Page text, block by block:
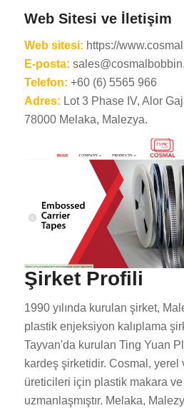
Web Sitesi ve İletişim
Web sitesi: https://
E-posta:
Telefon: +60 (6) 5565 966
Adres: Lot 3 Phase IV, Alor
78000 Melaka, Malezya.
Şirket Profili
1990 yılında kurulan şirket,
plastik enjeksiyon kalıplama
Tayvan'da kurulan Ting Yuan
kardeş şirketidir. Cosmal, yerel
üreticileri için plastik makara ve
uzmanlaşmıştır. Melaka,